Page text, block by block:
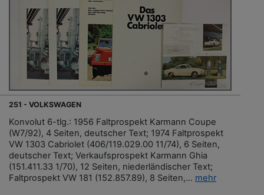
251 - VOLKSWAGEN
Konvolut 6-tlg.: 1956 Faltprospekt Karmann Coupe
(W7/92), 4 Seiten, deutscher Text; 1974 Faltprospekt
VW 1303 Cabriolet (406/119.029.00 11/74), 6 Seiten,
deutscher Text; Verkaufsprospekt Karmann Ghia
(151.411.33 1/70), 12 Seiten, niederländischer Text;
Faltprospekt VW 181 (152.857.89), 8 Seiten,... mehr